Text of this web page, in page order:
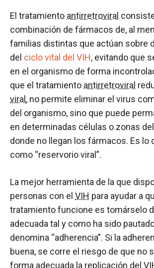
El tratamiento antirretroviral
combinación de fármacos de, al
familias distintas que actúan sobre
del ciclo vital del VIH, evitando que
en el organismo de forma
que el tratamiento antirretroviral
viral , no permite eliminar el virus
del organismo, sino que puede
en determinadas células o zonas
donde no llegan los fármacos. Es lo
como “reservorio viral”.
La mejor herramienta de la que
personas con el VIH para ayudar a
tratamiento funcione es tomárselo
adecuada tal y como ha sido
denomina “adherencia”. Si la
buena, se corre el riesgo de que no
forma adecuada la replicación del